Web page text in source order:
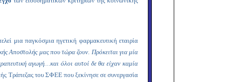
μια παγκόσμια ηγετική φαρμακευτική εταιρία
Αποστολής μας που τώρα ζουν. Πρόκειται για μία
αγωγή…και όλοι αυτοί δε θα είχαν καμία
Τράπεζας του ΣΦΕΕπου ξεκίνησε σε συνεργασία